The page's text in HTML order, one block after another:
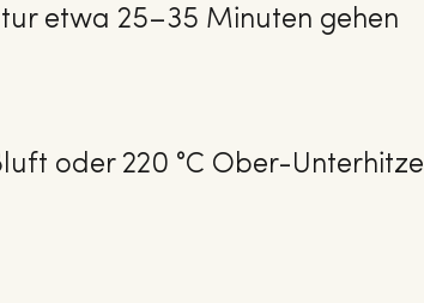
etwa 25–35 Minuten gehen
oder 220 °C Ober-Unterhitze